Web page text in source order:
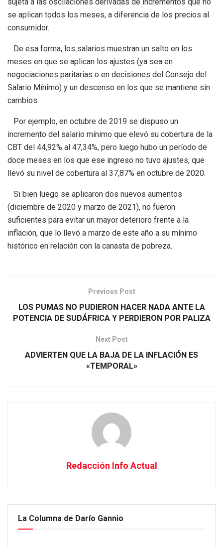
se aplican todos los meses, a diferencia de los precios al
consumidor.
De esa forma, los salarios muestran un salto en los
meses en que se aplican los ajustes (ya sea en
negociaciones paritarias o en decisiones del Consejo del
Salario Mínimo) y un descenso en los que se mantiene sin
cambios.
Por ejemplo, en octubre de 2019 se dispuso un
incremento del salario mínimo que elevó su cobertura de la
CBT del 44,92% al 47,34%, pero luego hubo un período de
doce meses en los que ese ingreso no tuvo ajustes, que
llevó su nivel de cobertura al 37,87% en octubre de 2020.
Si bien luego se aplicaron dos nuevos aumentos
(diciembre de 2020 y marzo de 2021), no fueron
suficientes para evitar un mayor deterioro frente a la
inflación, que lo llevó a marzo de este año a su mínimo
histórico en relación con la canasta de pobreza.
Previous Post
LOS PUMAS NO PUDIERON HACER NADA ANTE LA
POTENCIA DE SUDÁFRICA Y PERDIERON POR PALIZA
Next Post
ADVIERTEN QUE LA BAJA DE LA INFLACIÓN ES
«TEMPORAL»
Redacción Info Actual
La Columna de Darío Gannio